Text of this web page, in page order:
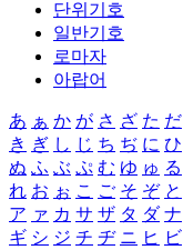
단위기호
일반기호
로마자
아랍어
あ ぁ か が さ ざ た だ
き ぎ し じ ち ぢ に ひ
ぬ ふ ぶ ぷ む ゆ ゅ る
れ お ぉ こ ご そ ぞ と
ア ァ カ サ ザ タ ダ ナ
ギ シ ジ チ ヂ ニ ヒ ビ